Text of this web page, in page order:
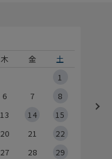
木 金
土
1
6 7
8
13 14
15
20 21
22
27 28
29